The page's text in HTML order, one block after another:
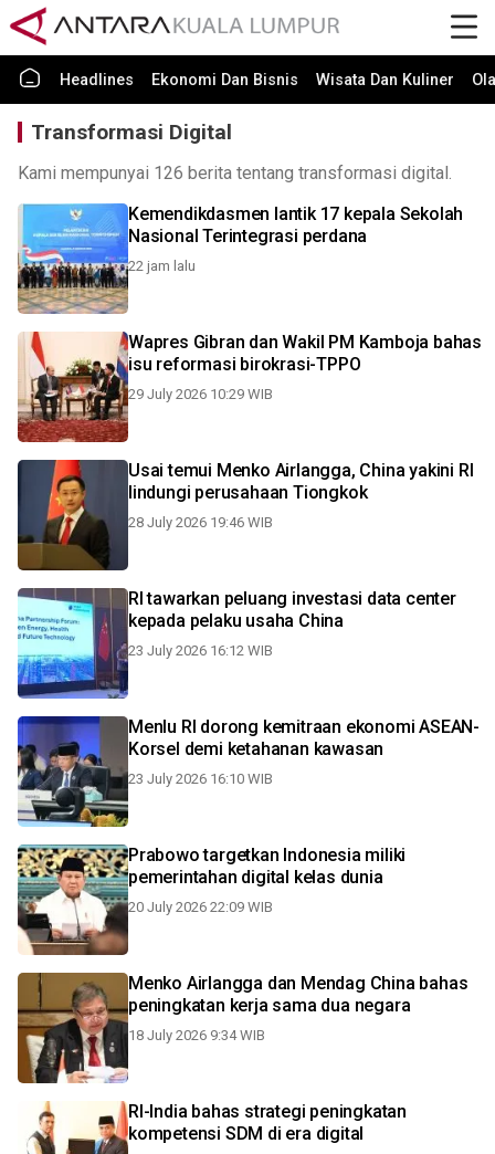
Headlines Ekonomi Dan Bisnis Wisata Dan Kuliner
Transformasi Digital
Kami mempunyai 126 berita tentang transformasi digital.
Kemendikdasmen lantik 17 kepala Sekolah
Nasional Terintegrasi perdana
22 jam lalu
Wapres Gibran dan Wakil PM Kamboja bahas
isu reformasi birokrasi-TPPO
29 July 2026 10:29 WIB
Usai temui Menko Airlangga, China yakini RI
lindungi perusahaan Tiongkok
28 July 2026 19:46 WIB
RI tawarkan peluang investasi data center
kepada pelaku usaha China
23 July 2026 16:12 WIB
Menlu RI dorong kemitraan ekonomi ASEAN-
Korsel demi ketahanan kawasan
23 July 2026 16:10 WIB
Prabowo targetkan Indonesia miliki
pemerintahan digital kelas dunia
20 July 2026 22:09 WIB
Menko Airlangga dan Mendag China bahas
peningkatan kerja sama dua negara
18 July 2026 9:34 WIB
RI-India bahas strategi peningkatan
kompetensi SDM di era digital